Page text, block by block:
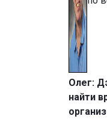
Олег:
найти